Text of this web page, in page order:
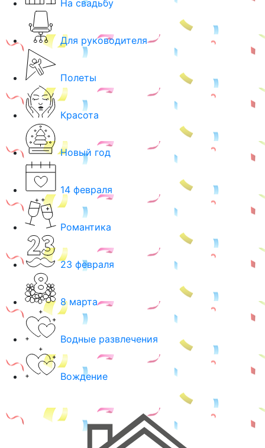
На свадьбу
Для руководителя
Полеты
Красота
Новый год
14 февраля
Романтика
23 февраля
8 марта
Водные развлечения
Вождение